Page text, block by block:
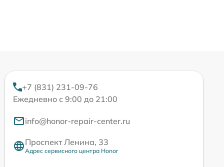
+7 (831) 231-09-76
Ежедневно с 9:00 до 21:00
info@honor-repair-center.ru
Проспект Ленина, 33
Адрес сервисного центра Honor